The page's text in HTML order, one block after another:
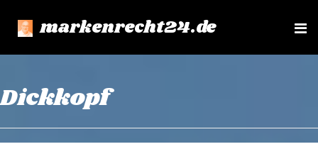
markenrecht24.de
e
Dickkopf